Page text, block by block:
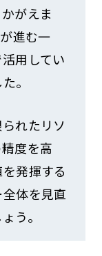
がえま
進む一
用してい
。
れたリソ
度を高
発揮する
体を見直
う。